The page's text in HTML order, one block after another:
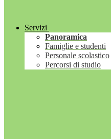
Servizi
Panoramica
Famiglie e studenti
Personale scolastico
Percorsi di studio